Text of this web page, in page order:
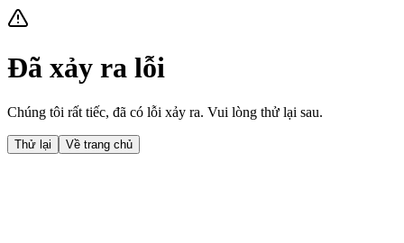
Đã xảy ra lỗi
Chúng tôi rất tiếc, đã có lỗi xảy ra. Vui lòng thử lại sau.
Thử lại Về trang chủ